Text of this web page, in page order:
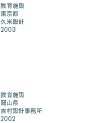
教育施設
東京都
久米設計
2003
教育施設
岡山県
吉村設計事務所
2002